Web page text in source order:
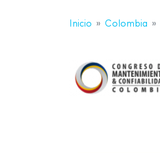
Inicio Colombia